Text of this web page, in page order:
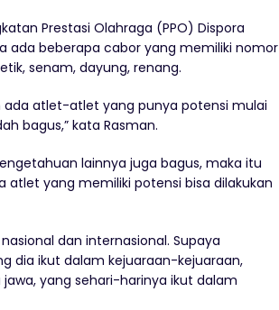
Prestasi Olahraga (PPO) Dispora
ada beberapa cabor yang memiliki nomor
senam, dayung, renang.
ada atlet-atlet yang punya potensi mulai
bagus,” kata Rasman.
lainnya juga bagus, maka itu
atlet yang memiliki potensi bisa dilakukan
dan internasional. Supaya
dia ikut dalam kejuaraan-kejuaraan,
yang sehari-harinya ikut dalam